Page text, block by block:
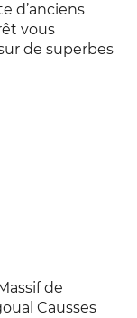
d’anciens
vous
de superbes
de
Causses